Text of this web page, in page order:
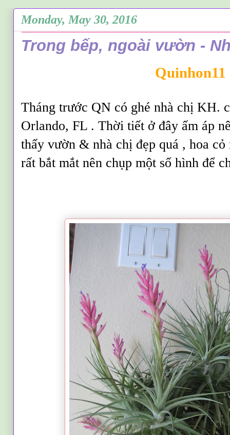
Monday, May 30, 2016
Trong bếp, ngoài vườn -
Quinhon11
Tháng trước QN có ghé nhà chị KH.
Orlando, FL . Thời tiết ở đây ấm áp
thấy vườn & nhà chị đẹp quá , hoa
rất bắt mắt nên chụp một số hình để